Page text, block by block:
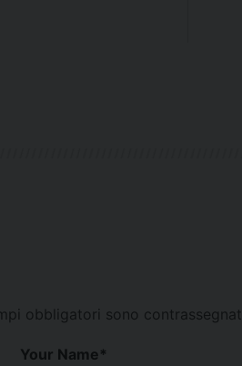
obbligatori sono contrassegnati
Your Name*